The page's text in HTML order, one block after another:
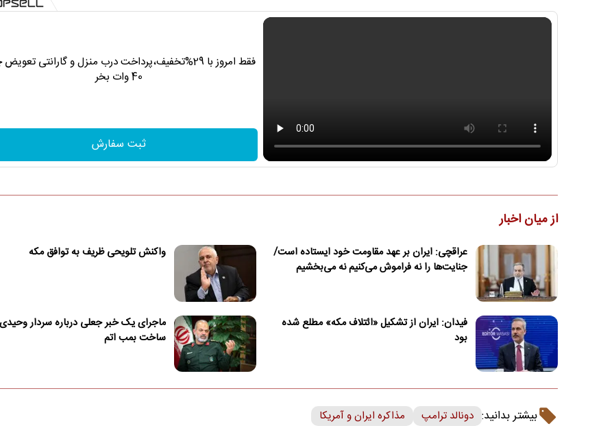
فقط امروز با 29%تخفیف،پرداخت درب منزل و گارانتی
40 وات بخر
ثبت سفارش
از میان اخبار
عراقچی: ایران بر عهد مقاومت خود ایستاده است/
جنایت‌ها را نه فراموش می‌کنیم نه می‌بخشیم
واکنش تلویحی ظریف به توافق مکه
فیدان: ایران از تشکیل «ائتلاف مکه» مطلع شده
بود
ماجرای یک خبر جعلی درباره سردار
ساخت بمب اتم
بیشتر بدانید: دونالد ترامپ مذاکره ایران و آمریکا